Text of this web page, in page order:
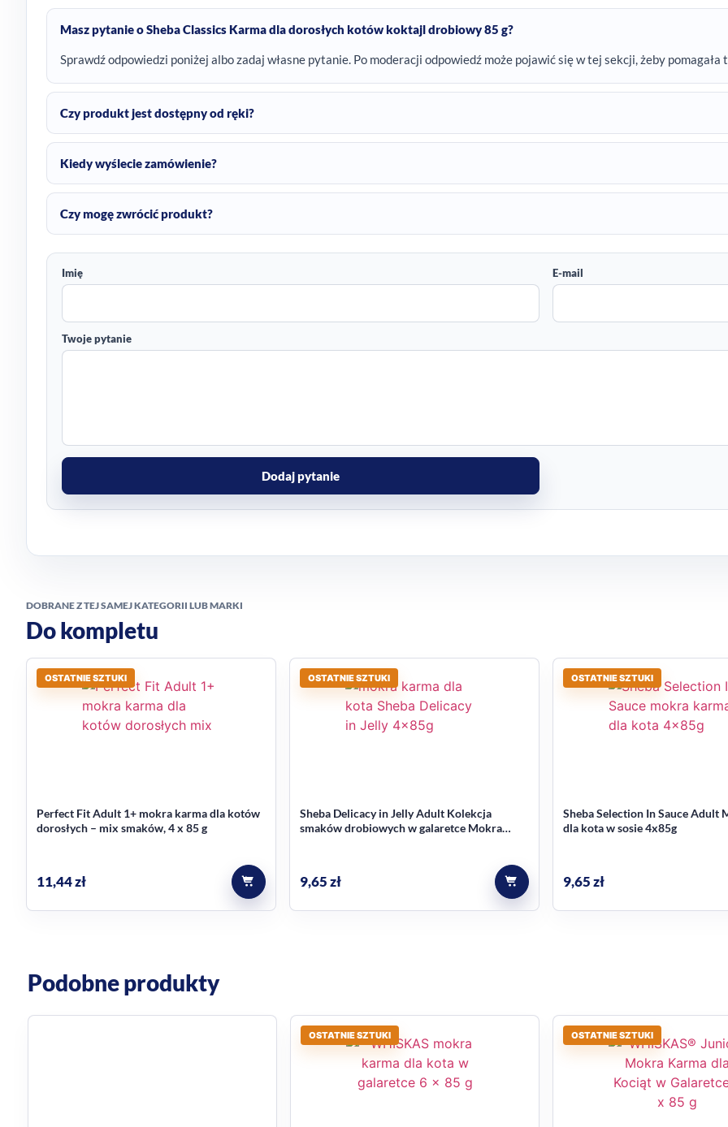
Masz pytanie o Sheba Classics Karma dla dorosłych kotów koktajl drobiowy 85 g?
Sprawdź odpowiedzi poniżej albo zadaj własne pytanie. Po moderacji odpowiedź może pojawić się w tej sekcji, żeby
Czy produkt jest dostępny od ręki?
Kiedy wyślecie zamówienie?
Czy mogę zwrócić produkt?
Imię E-mail
Twoje pytanie
Dodaj pytanie
DOBRANE Z TEJ SAMEJ KATEGORII LUB MARKI
Do kompletu
OSTATNIE SZTUKI
Perfect Fit Adult 1+ mokra karma dla kotów
dorosłych – mix smaków, 4 x 85 g
11,44zł
OSTATNIE SZTUKI
Sheba Delicacy in Jelly Adult Kolekcja
smaków drobiowych w galaretce Mokra
9,65zł
OSTATNIE SZTUKI
Sheba Selection In Sauce Adult
dla kota w sosie 4x85g
9,65zł
Podobne produkty
OSTATNIE SZTUKI OSTATNIE SZTUKI